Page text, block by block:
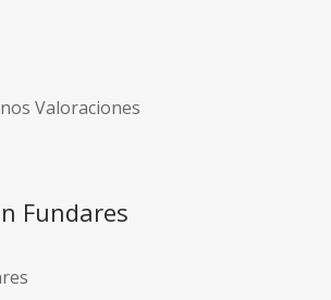
Valoraciones
Fundares